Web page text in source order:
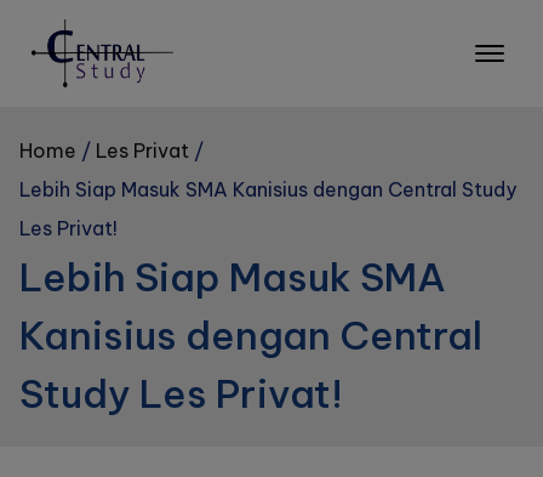
Home
Les Privat
Lebih Siap Masuk SMA Kanisius dengan Central Study
Les Privat!
Lebih Siap Masuk SMA
Kanisius dengan Central
Study Les Privat!